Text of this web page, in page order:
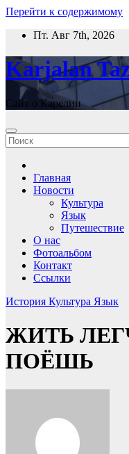
Перейти к содержимому
Пт. Авг 7th, 2026
Karjalan
Сайт о Карелии
Главная
Новости
Культура
Язык
Путешествие
О нас
Фотоальбом
Контакт
Ссылки
История Культура Язык
ЖИТЬ
ПОЁШЬ